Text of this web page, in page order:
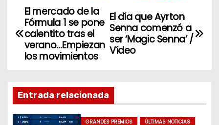
er e
b
o
o
e
dI
n
N
a
g
a
El día que Ayrton
Senna comenzó a
ser ‘Magic Senna’ /
Vídeo
El mercado de la
Fórmula 1 se pone
calentito tras el
verano…Empiezan
los movimientos
Entrada relacionada
GRANDES PREMIOS
ÚLTIMAS NOTICIAS